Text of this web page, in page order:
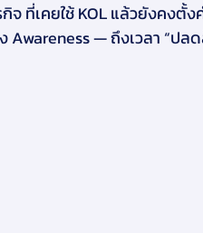
ที่เคยใช้ KOL แล้วยังคงตั้ง
Awareness — ถึงเวลา “ป